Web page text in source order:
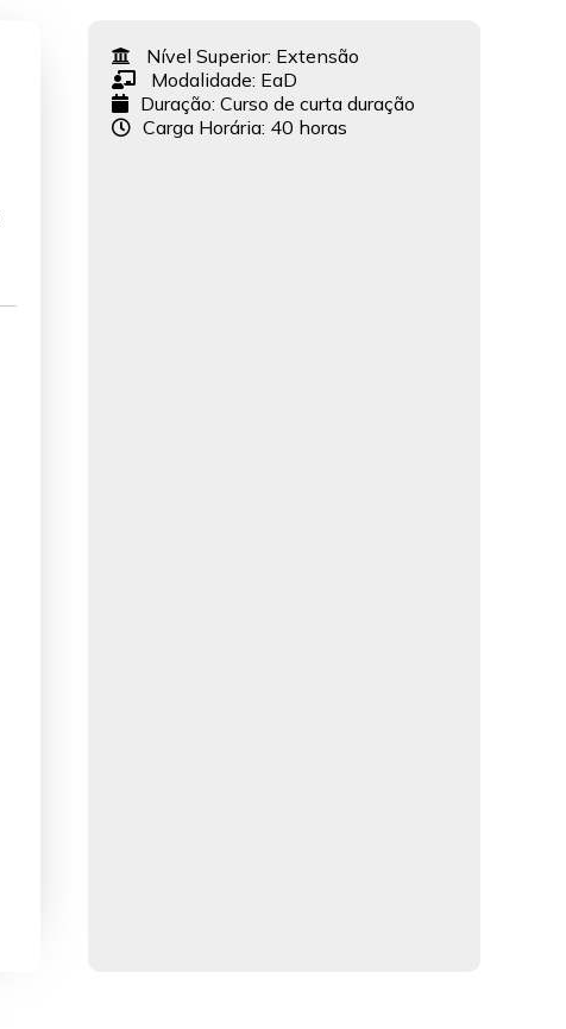
Nível Superior: Extensão
Modalidade: EaD
Duração: Curso de curta duração
Carga Horária: 40 horas